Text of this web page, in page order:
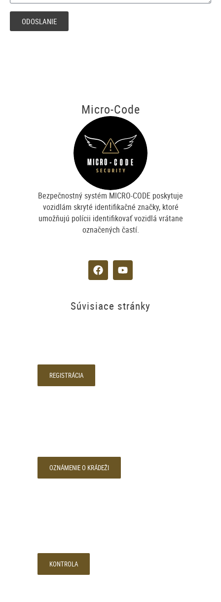
ODOSLANIE
Micro-Code
Bezpečnostný systém MICRO-CODE poskytuje
vozidlám skryté identifikačné značky, ktoré
umožňujú polícii identifikovať vozidlá vrátane
označených častí.
Súvisiace stránky
REGISTRÁCIA
OZNÁMENIE O KRÁDEŽI
KONTROLA